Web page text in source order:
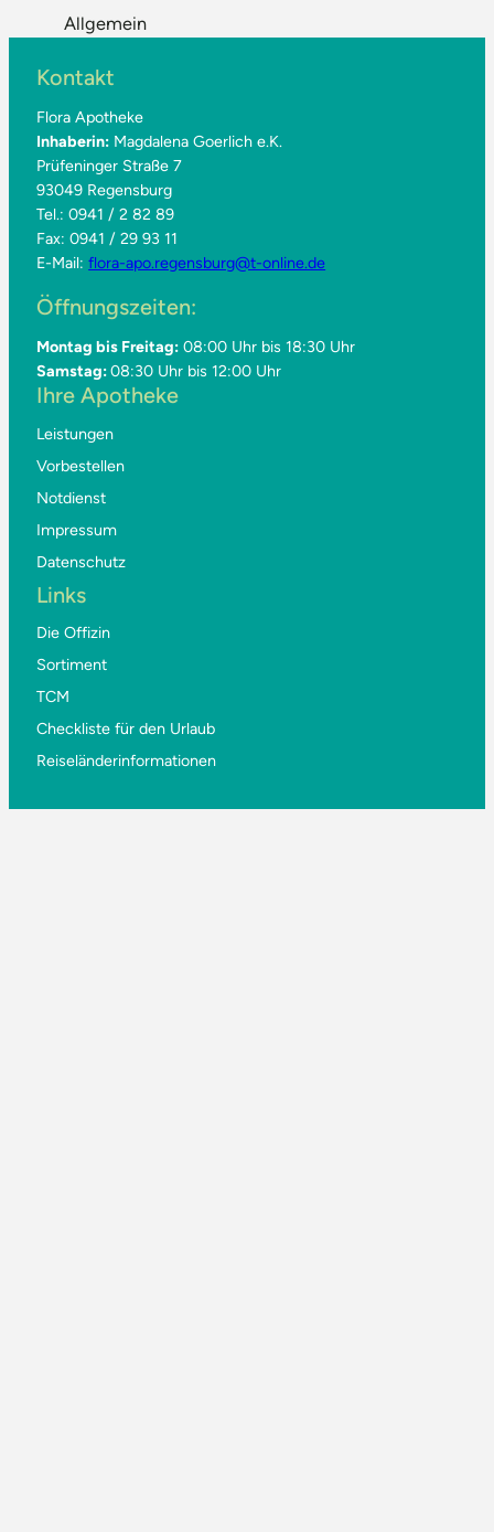
Allgemein
Kontakt
Flora Apotheke
Inhaberin: Magdalena Goerlich e.K.
Prüfeninger Straße 7
93049 Regensburg
Tel.: 0941 / 2 82 89
Fax: 0941 / 29 93 11
E-Mail:flora-apo.regensburg@t-online.de
Öffnungszeiten:
Montag bis Freitag: 08:00 Uhr bis 18:30 Uhr
Samstag:08:30 Uhr bis 12:00 Uhr
Ihre Apotheke
Leistungen
Vorbestellen
Notdienst
Impressum
Datenschutz
Links
Die Offizin
Sortiment
TCM
Checkliste für den Urlaub
Reiseländerinformationen